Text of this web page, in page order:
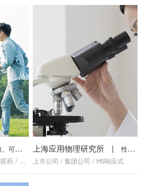
康服务
上市公司 / 集团公司 / 生物医药 / 健康美容
上海应用物理研究所 |
性能检测、质量评定、失效分析
上市公司 / 集团公司 / H5响应式